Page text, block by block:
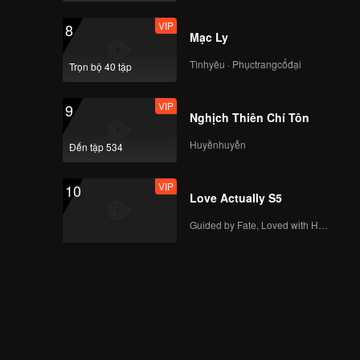
8
Trọn bộ 40 tập
VIP
Mạc Ly
Tìnhyêu · Phụctrangcổđại
9
Đến tập 534
VIP
Nghịch Thiên Chí Tôn
Huyềnhuyễn
10 VIP
Love Actually S5